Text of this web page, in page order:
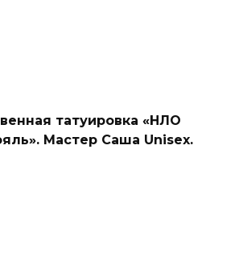
татуировка «НЛО
Мастер Саша Unisex.